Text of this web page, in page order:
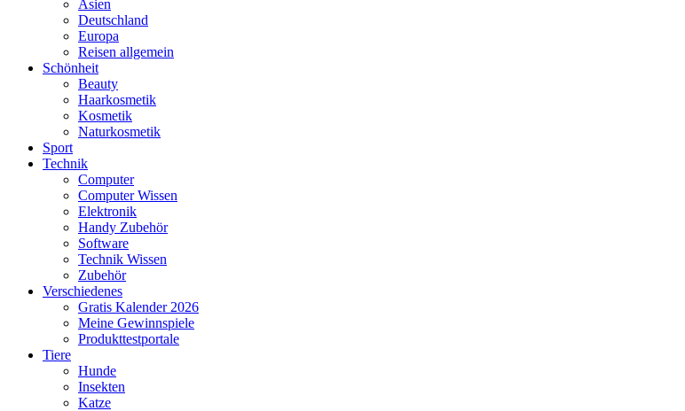
Asien
Deutschland
Europa
Reisen allgemein
Schönheit
Beauty
Haarkosmetik
Kosmetik
Naturkosmetik
Sport
Technik
Computer
Computer Wissen
Elektronik
Handy Zubehör
Software
Technik Wissen
Zubehör
Verschiedenes
Gratis Kalender 2026
Meine Gewinnspiele
Produkttestportale
Tiere
Hunde
Insekten
Katze